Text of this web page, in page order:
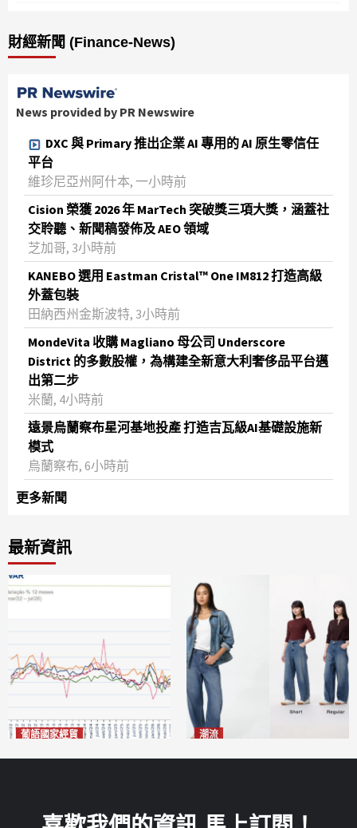
財經新聞 (Finance-News)
News provided by PR Newswire
DXC 與 Primary 推出企業 AI 專用的 AI 原生零信任
平台
維珍尼亞州阿什本, 一小時前
Cision 榮獲 2026 年 MarTech 突破獎三項大獎，涵蓋社
交聆聽、新聞稿發佈及 AEO 領域
芝加哥, 3小時前
KANEBO 選用 Eastman Cristal™ One IM812 打造高級
外蓋包裝
田納西州金斯波特, 3小時前
MondeVita 收購 Magliano 母公司 Underscore
District 的多數股權，為構建全新意大利奢侈品平台邁
出第二步
米蘭, 4小時前
遠景烏蘭察布星河基地投產 打造吉瓦級AI基礎設施新
模式
烏蘭察布, 6小時前
更多新聞
最新資訊
葡語國家經貿 潮流